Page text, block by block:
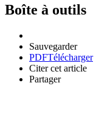
Boîte à outils
Sauvegarder
PDFTélécharger
Citer cet article
Partager